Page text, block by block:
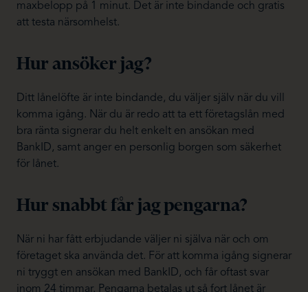
maxbelopp på 1 minut. Det är inte bindande och gratis
att testa närsomhelst.
Hur ansöker jag?
Ditt lånelöfte är inte bindande, du väljer själv när du vill
komma igång. När du är redo att ta ett företagslån med
bra ränta signerar du helt enkelt en ansökan med
BankID, samt anger en personlig borgen som säkerhet
för lånet.
Hur snabbt får jag pengarna?
När ni har fått erbjudande väljer ni själva när och om
företaget ska använda det. För att komma igång signerar
ni tryggt en ansökan med BankID, och får oftast svar
inom 24 timmar. Pengarna betalas ut så fort lånet är